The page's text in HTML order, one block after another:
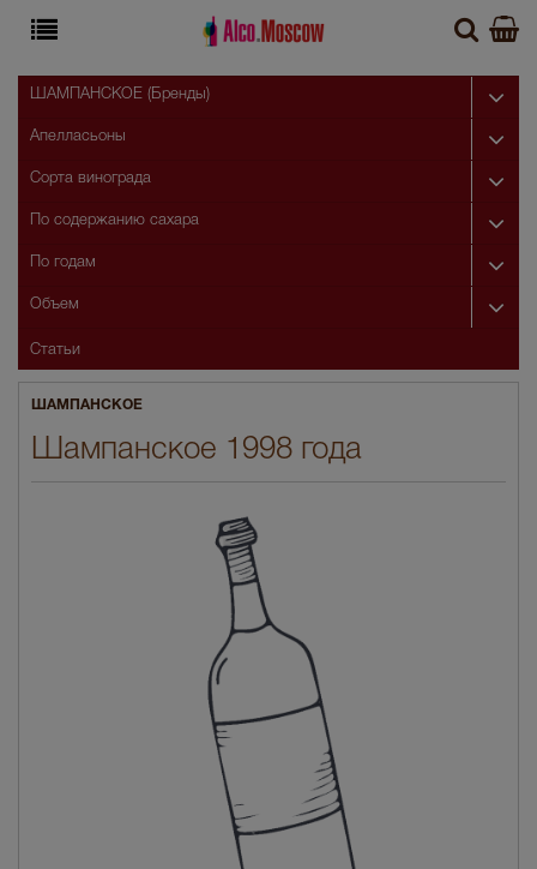
ШАМПАНСКОЕ
Шампанское 1998 года
ШАМПАНСКОЕ (Бренды)
Апелласьоны
Сорта винограда
По содержанию сахара
По годам
Объем
Статьи